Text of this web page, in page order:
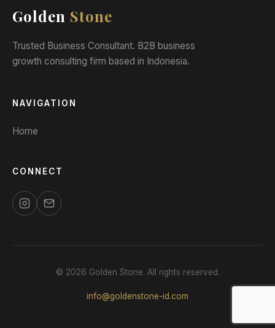
Golden Stone
Trusted Business Consultant. B2B business
growth consulting firm based in Indonesia.
NAVIGATION
Home
CONNECT
© 2026 Golden Stone. All rights reserved.
info@goldenstone-id.com